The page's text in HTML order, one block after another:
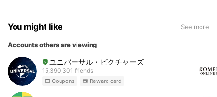
You might like See more
Accounts others are viewing
ユニバーサル・ピクチャーズ
15,390,301 friends
Coupons Reward card